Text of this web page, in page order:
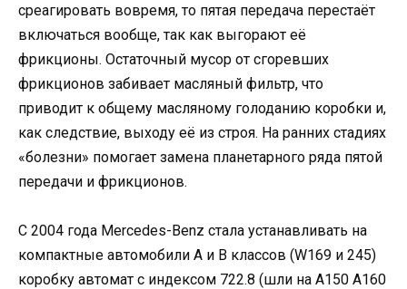
среагировать вовремя, то пятая передача перестаёт
включаться вообще, так как выгорают её
фрикционы. Остаточный мусор от сгоревших
фрикционов забивает масляный фильтр, что
приводит к общему масляному голоданию коробки и,
как следствие, выходу её из строя. На ранних стадиях
«болезни» помогает замена планетарного ряда пятой
передачи и фрикционов.
C 2004 года Mercedes-Benz стала устанавливать на
компактные автомобили A и B классов (W169 и 245)
коробку автомат с индексом 722.8 (шли на A150 A160